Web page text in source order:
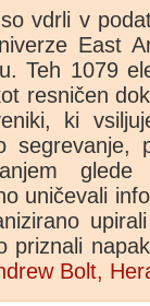
vdrli v
East
Teh 1079
resničen
ki
segrevanje,
uničevali
priznali
Bolt,